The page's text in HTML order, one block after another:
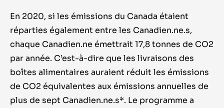
En 2020, si les émissions du Canada étaient
réparties également entre les Canadien.ne.s,
chaque Canadien.ne émettrait 17,8 tonnes de CO2
par année. C’est-à-dire que les livraisons des
boîtes alimentaires auraient réduit les émissions
de CO2 équivalentes aux émissions annuelles de
plus de sept Canadien.ne.s*. Le programme a